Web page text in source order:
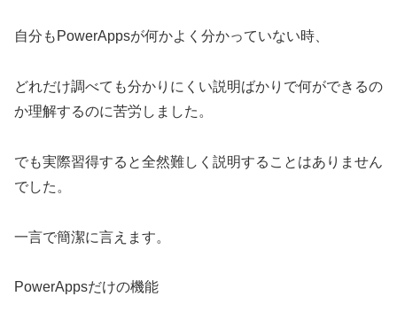
自分もPowerAppsが何かよく分かっていない時、
どれだけ調べても分かりにくい説明ばかりで何ができるの
か理解するのに苦労しました。
でも実際習得すると全然難しく説明することはありません
でした。
一言で簡潔に言えます。
PowerAppsだけの機能